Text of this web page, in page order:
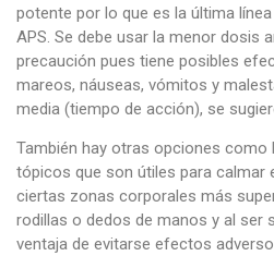
potente por lo que es la última
APS. Se debe usar la menor dosis
precaución pues tiene posibles
mareos, náuseas, vómitos y
media (tiempo de acción), se
También hay otras opciones
tópicos que son útiles para calmar
ciertas zonas corporales más
rodillas o dedos de manos y al ser
ventaja de evitarse efectos